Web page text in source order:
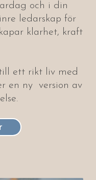
och i din
ledarskap för
klarhet, kraft
ett rikt liv med
en ny version av